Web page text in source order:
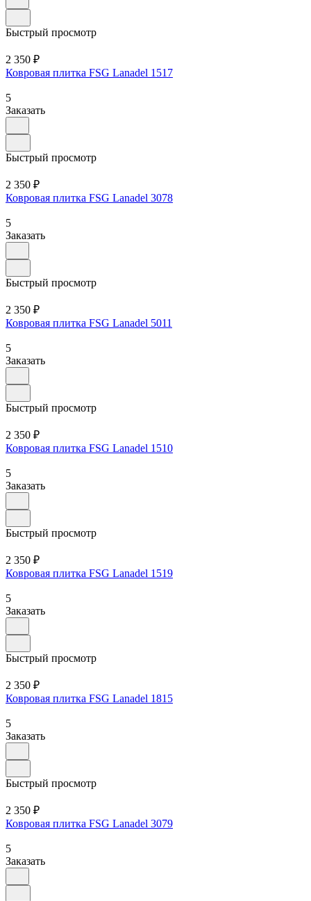
Быстрый просмотр
2 350 ₽
Ковровая плитка FSG Lanadel 1517
5
Заказать
Быстрый просмотр
2 350 ₽
Ковровая плитка FSG Lanadel 3078
5
Заказать
Быстрый просмотр
2 350 ₽
Ковровая плитка FSG Lanadel 5011
5
Заказать
Быстрый просмотр
2 350 ₽
Ковровая плитка FSG Lanadel 1510
5
Заказать
Быстрый просмотр
2 350 ₽
Ковровая плитка FSG Lanadel 1519
5
Заказать
Быстрый просмотр
2 350 ₽
Ковровая плитка FSG Lanadel 1815
5
Заказать
Быстрый просмотр
2 350 ₽
Ковровая плитка FSG Lanadel 3079
5
Заказать